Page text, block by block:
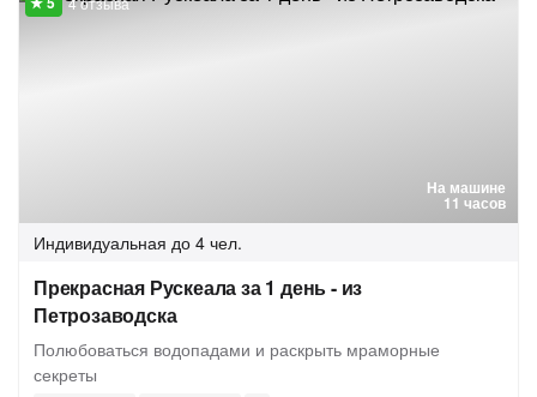
На машине
11 часов
Индивидуальная до 4 чел.
Прекрасная Рускеала за 1 день - из
Петрозаводска
Полюбоваться водопадами и раскрыть мраморные
секреты